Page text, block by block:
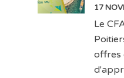
17
Le
offres